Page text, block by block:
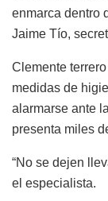
enmarca dentro
Jaime Tío,
Clemente
medidas de
alarmarse ante
presenta miles
“No se dejen
el especialista.